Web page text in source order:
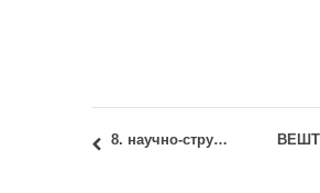
8. научно-стручни скуп са међународним учешћем „ЛОКАЛНА САМОУПРАВА У ПЛАНИРАЊУ И УРЕЂЕЊУ ПРОСТОРА И НАСЕЉА: ПРОСТОРНЕ ИНТЕГРАЦИЈЕ“